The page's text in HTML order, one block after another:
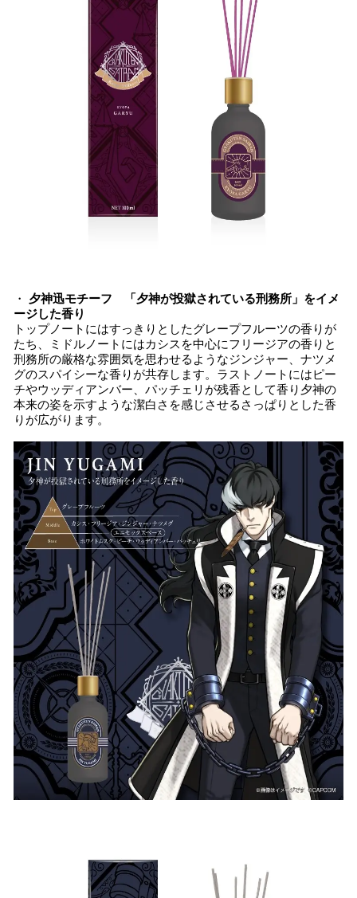
・ 夕神迅モチーフ 「夕神が投獄されている刑務所」をイメ
ージした香り
トップノートにはすっきりとしたグレープフルーツの香りが
たち、ミドルノートにはカシスを中心にフリージアの香りと
刑務所の厳格な雰囲気を思わせるようなジンジャー、ナツメ
グのスパイシーな香りが共存します。ラストノートにはピー
チやウッディアンバー、パッチェリが残香として香り夕神の
本来の姿を示すような潔白さを感じさせるさっぱりとした香
りが広がります。